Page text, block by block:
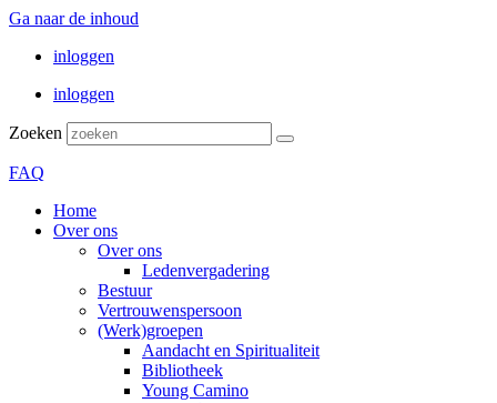
Ga naar de inhoud
inloggen
inloggen
Zoeken
FAQ
Home
Over ons
Over ons
Ledenvergadering
Bestuur
Vertrouwenspersoon
(Werk)groepen
Aandacht en Spiritualiteit
Bibliotheek
Young Camino